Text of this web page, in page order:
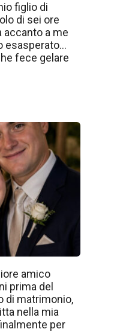
figlio di
di sei ore
accanto a me
esasperato…
fece gelare
amico
prima del
di matrimonio,
nella mia
per